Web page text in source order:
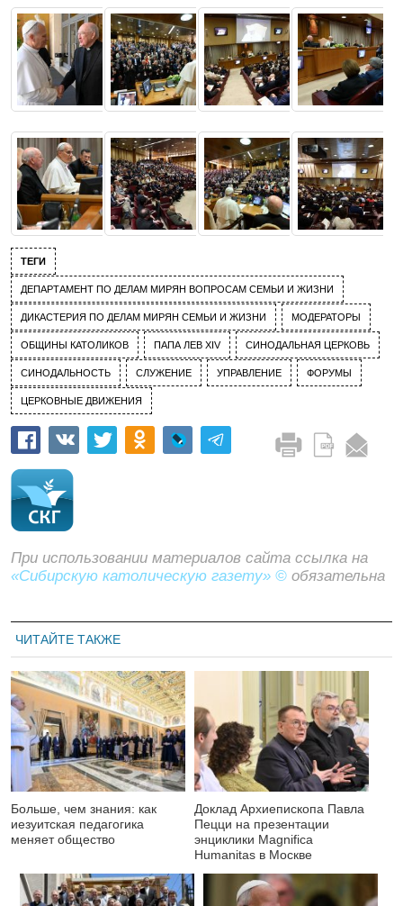
ТЕГИ
ДЕПАРТАМЕНТ ПО ДЕЛАМ МИРЯН ВОПРОСАМ СЕМЬИ И ЖИЗНИ
ДИКАСТЕРИЯ ПО ДЕЛАМ МИРЯН СЕМЬИ И ЖИЗНИ МОДЕРАТОРЫ
ОБЩИНЫ КАТОЛИКОВ ПАПА ЛЕВ XIV СИНОДАЛЬНАЯ ЦЕРКОВЬ
СИНОДАЛЬНОСТЬ СЛУЖЕНИЕ УПРАВЛЕНИЕ ФОРУМЫ
ЦЕРКОВНЫЕ ДВИЖЕНИЯ
При использовании материалов сайта ссылка на
«Сибирскую католическую газету» © обязательна
ЧИТАЙТЕ ТАКЖЕ
Больше, чем знания: как
иезуитская педагогика
меняет общество
Доклад Архиепископа Павла
Пецци на презентации
энциклики Magnifica
Нumanitas в Москве